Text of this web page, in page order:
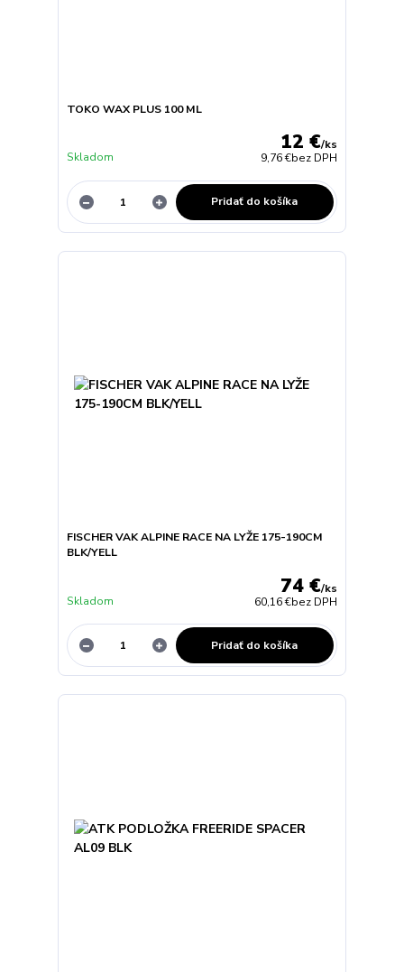
TOKO WAX PLUS 100 ML
12 €/ks
9,76 €bez DPH
Skladom
Pridať do košíka
FISCHER VAK ALPINE RACE NA LYŽE 175-190CM
BLK/YELL
74 €/ks
60,16 €bez DPH
Skladom
Pridať do košíka